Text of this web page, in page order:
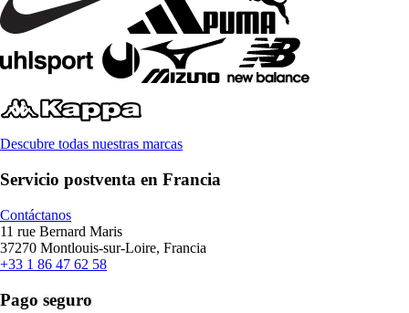
Descubre todas nuestras marcas
Servicio postventa en Francia
Contáctanos
11 rue Bernard Maris
37270 Montlouis-sur-Loire, Francia
+33 1 86 47 62 58
Pago seguro